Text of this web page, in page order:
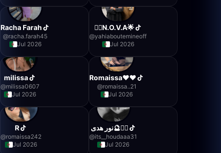
Racha Farah
@racha.farah45
Jul 2026
❤️‍🔥N.O.V.A🌟
@yahiaboutemineoff
Jul 2026
milissa
@milissa0607
Jul 2026
Romaissa❤️❤️
@romaissa..21
Jul 2026
R
@romaissa242
Jul 2026
نور هدى🔮🧞‍♀️
@its__houdaaa31
Jul 2026